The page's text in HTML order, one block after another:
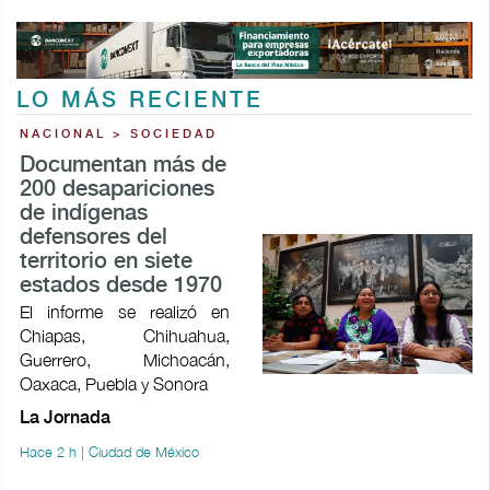
LO MÁS RECIENTE
NACIONAL > SOCIEDAD
Documentan más de
200 desapariciones
de indígenas
defensores del
territorio en siete
estados desde 1970
El informe se realizó en
Chiapas, Chihuahua,
Guerrero, Michoacán,
Oaxaca, Puebla y Sonora
La Jornada
Hace 2 h | Ciudad de México